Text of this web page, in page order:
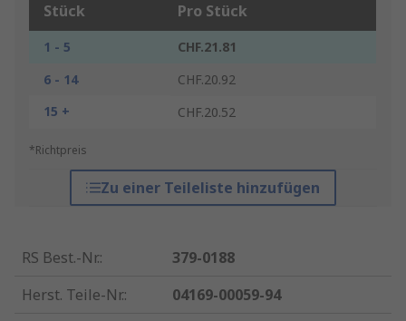
Stück Pro Stück
1 - 5
CHF.21.81
6 - 14
CHF.20.92
15 +
CHF.20.52
*Richtpreis
Zu einer Teileliste hinzufügen
RS Best.-Nr.:
379-0188
Herst. Teile-Nr.:
04169-00059-94